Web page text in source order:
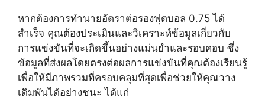
หากต้องการทำนายอัตราต่อรองฟุตบอล 0.75 ได้
สำเร็จ คุณต้องประเมินและวิเคราะห์ข้อมูลเกี่ยวกับ
การแข่งขันที่จะเกิดขึ้นอย่างแม่นยำและรอบคอบ ซึ่ง
ข้อมูลที่ส่งผลโดยตรงต่อผลการแข่งขันที่คุณต้องเรียนรู้
เพื่อให้มีภาพรวมที่ครอบคลุมที่สุดเพื่อช่วยให้คุณวาง
เดิมพันได้อย่างชนะ ได้แก่